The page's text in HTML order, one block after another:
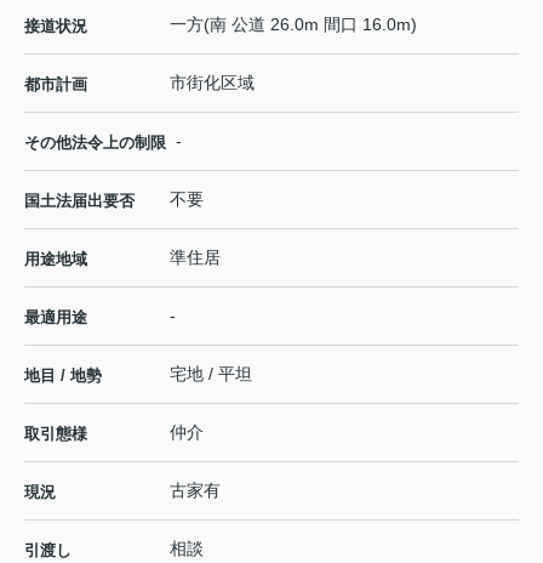
接道状況 一方(南 公道 26.0m 間口 16.0m)
都市計画 市街化区域
その他法令上の制限 -
国土法届出要否 不要
用途地域 準住居
最適用途 -
地目 / 地勢 宅地 / 平坦
取引態様 仲介
現況 古家有
引渡し 相談